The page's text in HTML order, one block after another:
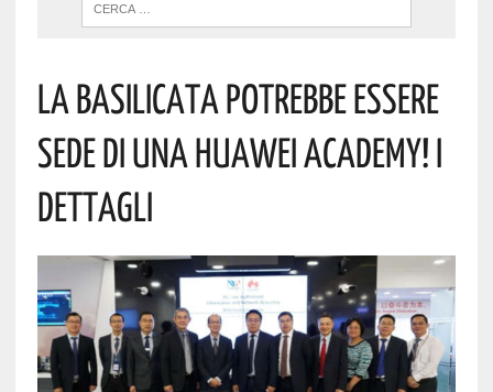
La Basilicata Potrebbe Essere
Sede Di Una Huawei Academy! I
Dettagli